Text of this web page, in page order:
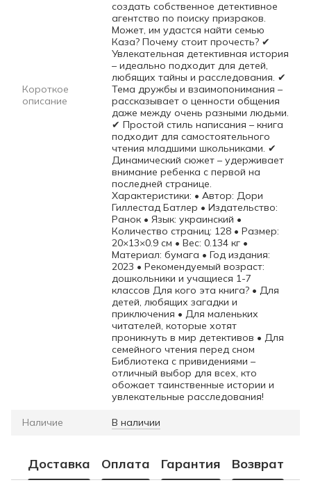
Короткое
описание
создать собственное детективное
агентство по поиску призраков.
Может, им удастся найти семью
Каза? Почему стоит прочесть? ✔
Увлекательная детективная история
– идеально подходит для детей,
любящих тайны и расследования. ✔
Тема дружбы и взаимопонимания –
рассказывает о ценности общения
даже между очень разными людьми.
✔ Простой стиль написания – книга
подходит для самостоятельного
чтения младшими школьниками. ✔
Динамический сюжет – удерживает
внимание ребенка с первой на
последней странице.
Характеристики: • Автор: Дори
Гиллестад Батлер • Издательство:
Ранок • Язык: украинский •
Количество страниц: 128 • Размер:
20×13×0.9 см • Вес: 0.134 кг •
Материал: бумага • Год издания:
2023 • Рекомендуемый возраст:
дошкольники и учащиеся 1-7
классов Для кого эта книга? • Для
детей, любящих загадки и
приключения • Для маленьких
читателей, которые хотят
проникнуть в мир детективов • Для
семейного чтения перед сном
Библиотека с привидениями –
отличный выбор для всех, кто
обожает таинственные истории и
увлекательные расследования!
Наличие В наличии
Доставка Оплата Гарантия Возврат